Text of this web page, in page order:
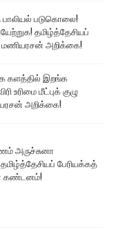
பாலியல் படுகொலை!
தமிழ்த்தேசியப்
மணியரசன் அறிக்கை!
களத்தில் இறங்க
உரிமை மீட்புக் குழு
அறிக்கை!
அருச்சுனா
பேரியக்கத்
கண்டனம்!